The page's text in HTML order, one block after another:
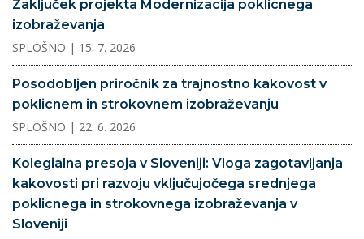
Zaključek projekta Modernizacija poklicnega
izobraževanja
SPLOŠNO | 15. 7. 2026
Posodobljen priročnik za trajnostno kakovost v
poklicnem in strokovnem izobraževanju
SPLOŠNO | 22. 6. 2026
Kolegialna presoja v Sloveniji: Vloga zagotavljanja
kakovosti pri razvoju vključujočega srednjega
poklicnega in strokovnega izobraževanja v
Sloveniji